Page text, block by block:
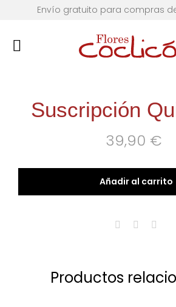
Envío gratuito para compras
Suscripción
39,90 €
Añadir al carrito
Productos